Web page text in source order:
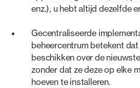
enz.), u hebt altijd dezelfde
Gecentraliseerde
beheercentrum betekent
beschikken over de
zonder dat ze deze op elke
hoeven te installeren.